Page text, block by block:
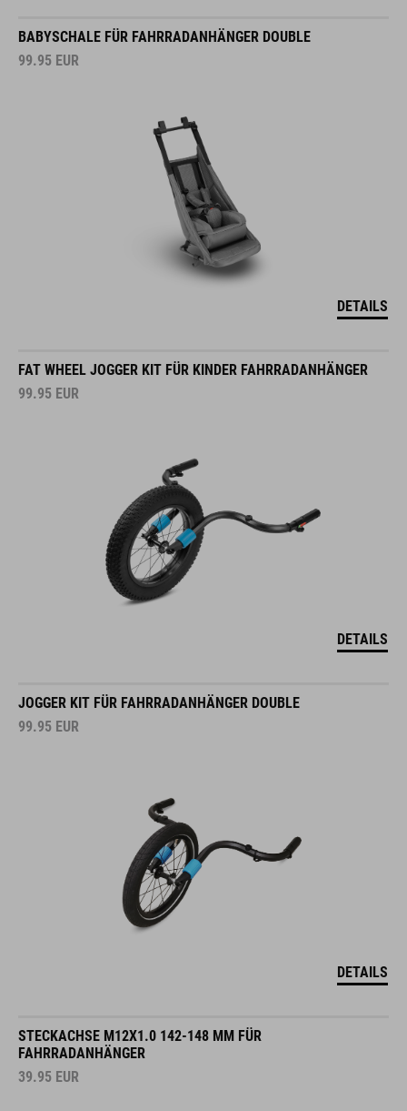
BABYSCHALE FÜR FAHRRADANHÄNGER DOUBLE
99.95 EUR
DETAILS
FAT WHEEL JOGGER KIT FÜR KINDER FAHRRADANHÄNGER
99.95 EUR
DETAILS
JOGGER KIT FÜR FAHRRADANHÄNGER DOUBLE
99.95 EUR
DETAILS
STECKACHSE M12X1.0 142-148 MM FÜR
FAHRRADANHÄNGER
39.95 EUR